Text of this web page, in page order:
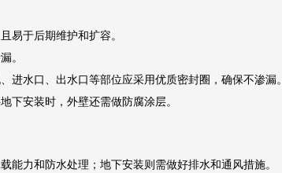
易于后期维护和扩容。
。
水口、出水口等部位应采用优质密封圈，确保不渗漏。
下安装时，外壁还需做防腐涂层。
力和防水处理；地下安装则需做好排水和通风措施。